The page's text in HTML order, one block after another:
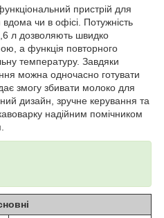
пристрій для
чи в офісі. Потужність
л дозволяють швидко
а функція повторного
температуру. Завдяки
можна одночасно готувати
змогу збивати молоко для
дизайн, зручне керування та
надійним помічником